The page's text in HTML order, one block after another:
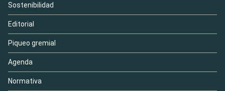
Sostenibilidad
Editorial
Piqueo gremial
Agenda
Normativa